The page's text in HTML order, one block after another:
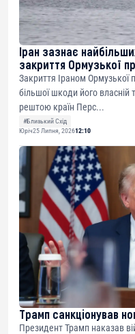
Іран зазнає
закриття Ормузької
Закриття Іраном Ормузької
більшої шкоди його власній
рештою країн Перс...
#Близький Схід
Юріч25 Липня, 202612:10
Трамп санкціонував
Президент Трамп наказав